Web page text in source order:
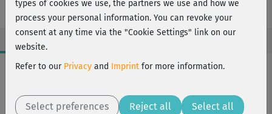
Po (mit Ball)
Workout Facts
13 Min
types of cookies we use, the partners we use and how we
process your personal information. You can revoke your
consent at any time via the "Cookie Settings" link on our
website.
Refer to our Privacy and Imprint for more information.
Select preferences Reject all Select all